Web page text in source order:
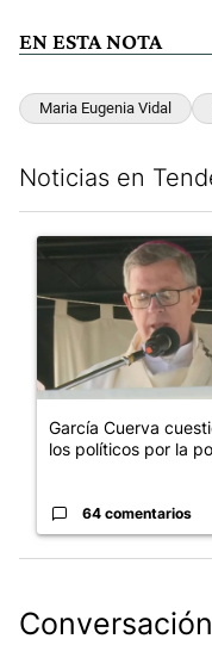
EN ESTA NOTA
Maria Eugenia Vidal
Noticias en
Un artículo de
García Cuerva
los políticos por la
64 comentarios
Conversación